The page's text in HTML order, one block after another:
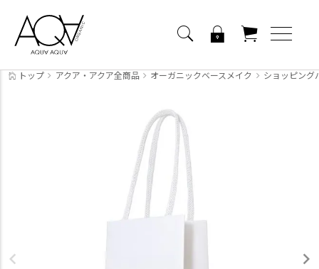
トップ アクア・アクア全商品 オーガニックベースメイク ショッピング